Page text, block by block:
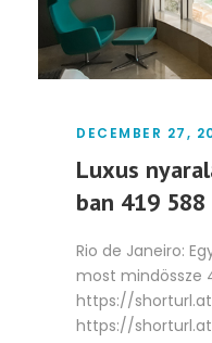
DECEMBER 27,
Luxus
ban 419
Rio de Janeiro:
most mindössze
https://
https://